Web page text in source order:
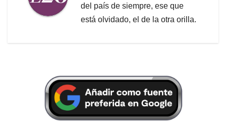
del país de siempre, ese que
está olvidado, el de la otra orilla.